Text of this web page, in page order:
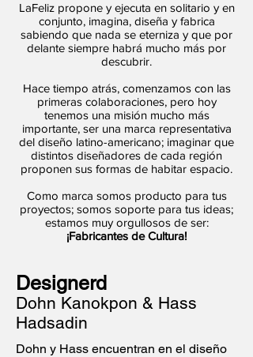
LaFeliz propone y ejecuta en solitario y en
conjunto, imagina, diseña y fabrica
sabiendo que nada se eterniza y que por
delante siempre habrá mucho más por
descubrir.
Hace tiempo atrás, comenzamos con las
primeras colaboraciones, pero hoy
tenemos una misión mucho más
importante, ser una marca representativa
del diseño latino-americano; imaginar que
distintos diseñadores de cada región
proponen sus formas de habitar espacio.
Como marca somos producto para tus
proyectos; somos soporte para tus ideas;
estamos muy orgullosos de ser:
¡Fabricantes de Cultura!
Designerd
Dohn Kanokpon & Hass
Hadsadin
Dohn y Hass encuentran en el diseño